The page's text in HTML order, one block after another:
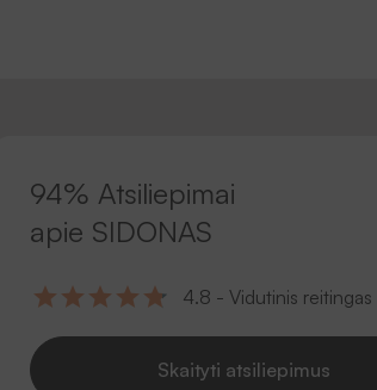
94% Atsiliepimai
apie SIDONAS
4.8 - Vidutinis reitingas
Skaityti atsiliepimus